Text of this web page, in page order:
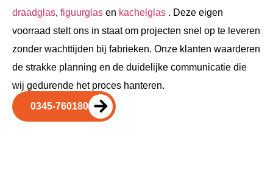
draadglas, figuurglas en kachelglas . Deze eigen
voorraad stelt ons in staat om projecten snel op te leveren
zonder wachttijden bij fabrieken. Onze klanten waarderen
de strakke planning en de duidelijke communicatie die
wij gedurende het proces hanteren.
0345-760180